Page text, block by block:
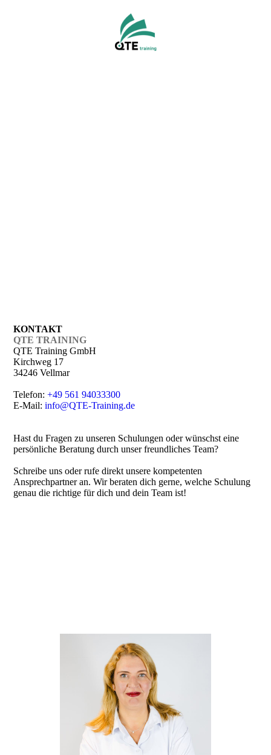
KONTAKT
QTE TRAINING
QTE Training GmbH
Kirchweg 17
34246 Vellmar
Telefon:+49 561 94033300
E-Mail:info@QTE-Training.de
Hast du Fragen zu unseren Schulungen oder wünschst eine
persönliche Beratung durch unser freundliches Team?
Schreibe uns oder rufe direkt unsere kompetenten
Ansprechpartner an. Wir beraten dich gerne, welche Schulung
genau die richtige für dich und dein Team ist!